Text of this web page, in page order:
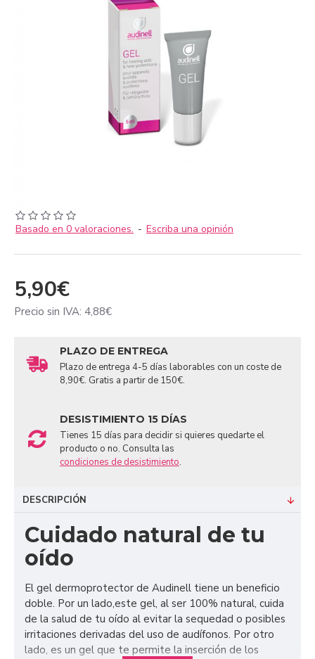
Basado en 0 valoraciones. - Escriba una opinión
5,90€
Precio sin IVA: 4,88€
PLAZO DE ENTREGA
Plazo de entrega 4-5 días laborables con un coste de
8,90€. Gratis a partir de 150€.
DESISTIMIENTO 15 DÍAS
Tienes 15 días para decidir si quieres quedarte el
producto o no. Consulta las
condiciones de desistimiento.
DESCRIPCIÓN
Cuidado natural de tu
oído
El gel dermoprotector de Audinell tiene un beneficio
doble. Por un lado,este gel, al ser 100% natural, cuida
de la salud de tu oído al evitar la sequedad o posibles
irritaciones derivadas del uso de audífonos. Por otro
lado, es un gel que te permite la inserción de los